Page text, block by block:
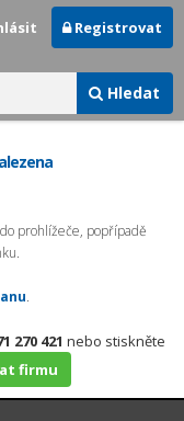
Hledat
Registrovat
prohlížeče, popřípadě
.
270 421 nebo stiskněte
firmu